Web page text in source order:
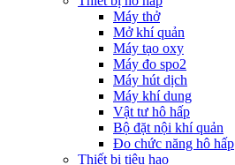
Máy thở
Mở khí quản
Máy tạo oxy
Máy đo spo2
Máy hút dịch
Máy khí dung
Vật tư hô hấp
Bộ đặt nội khí quản
Đo chức năng hô hấp
Thiết bị tiêu hao